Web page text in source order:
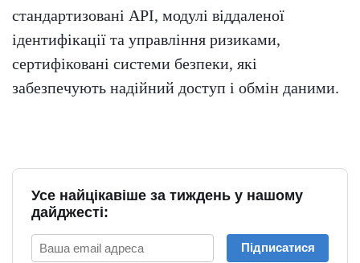
стандартизовані API, модулі віддаленої
ідентифікації та управління ризиками,
сертифіковані системи безпеки, які
забезпечують надійний доступ і обмін даними.
Усе найцікавіше за тиждень у нашому
дайджесті:
Підписатися